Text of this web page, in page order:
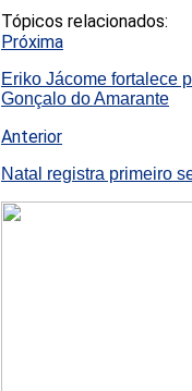
Tópicos relacionados:
Próxima
Eriko Jácome fortalece
Gonçalo do Amarante
Anterior
Natal registra primeiro